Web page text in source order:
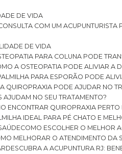
DE VIDA
COM UM
DE VIDA
PARA COLUNA PODE
A OSTEOPATIA PODE ALIVIAR A
PARA ESPORÃO PODE
A QUIROPRAXIA PODE AJUDAR NO
AJUDAM NO SEU TRATAMENTO?
ENCONTRAR QUIROPRAXIA
IDEAL PARA PÉ CHATO E
COMO ESCOLHER O MELHOR
MELHORAR O ATENDIMENTO DA
DESCUBRA A ACUPUNTURA RJ: